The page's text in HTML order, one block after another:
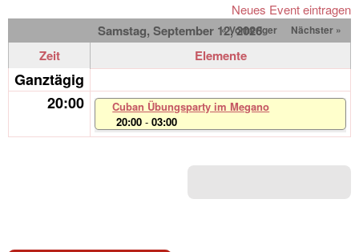
Neues Event eintragen
Samstag, September 12, 2026
« Vorheriger Nächster »
Zeit Elemente
Ganztägig
20:00
Cuban Übungsparty im Megano
20:00 -03:00